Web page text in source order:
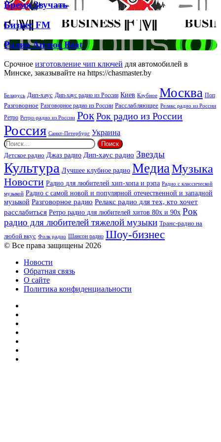
Спірс
Время
Звучать
Время Звучать
Бизнес
Бизнес FM
Радио
Аплюс
Beat
Радио Аплюс Beat
Срочное изготовление чип ключей для автомобилей в
Минске, заказывайте на https://chasmaster.by
Беларусь Дип-хаус Дип-хаус радио из России Киев Клубное Москва Поп
Разговорное Разговорное радио из России Расслабляющее Релакс радио из России
Ретро Ретро-радио из России РокРок радио из России
Россия Санкт-Петербург Украина
Найти:
Детское радио Джаз радио Дип-хаус радио Звезды
Культура Лучшее клубное радио МедиаМузыка
Новости Радио для любителей хип-хопа и рэпа Радио с классической
музыкой Радио с самой новой и популярной отечественной и западной
музыкой Разговорное радио Релакс радио для тех, кто хочет
расслабиться Ретро радио для любителей хитов 80х и 90х Рок
радио для любителей тяжелой музыки Транс-радио на
любой вкус Фолк радио Шансон радио Шоу-бизнес
© Все права защищены 2026
Новости
Обратная связь
О сайте
Политика конфиденциальности